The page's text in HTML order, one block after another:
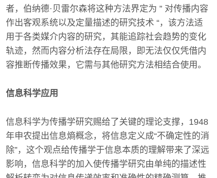
者，伯纳德·贝雷尔森将这种方法界定为 ” 对传播内容
作出客观系统以及定量描述的研究技术 “，该方法适
用于各类媒介内容的研究，其能追踪社会趋势的变化
轨迹，然而内容分析法存在局限，即无法仅仅凭借内
容推断传播效果，它需与其他研究方法相结合使用。
信息科学应用
信息科学为传播学研究赐给了关键的理论支撑，1948
年申农提出信息熵概念，将信息定义成“不确定性的消
除”，这个观点给传播学于信息本质的理解带来了深远
影响，信息科学的加入使传播学研究由单纯的描述性